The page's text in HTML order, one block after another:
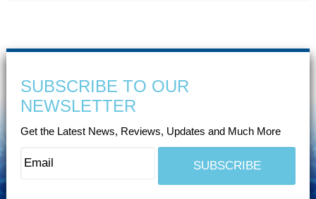
SUBSCRIBE TO OUR
NEWSLETTER
Get the Latest News, Reviews, Updates and Much More